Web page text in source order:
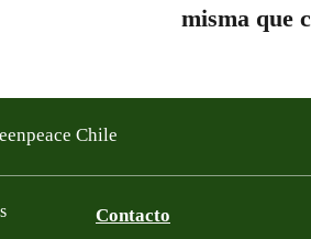
misma que
Chile
Contacto